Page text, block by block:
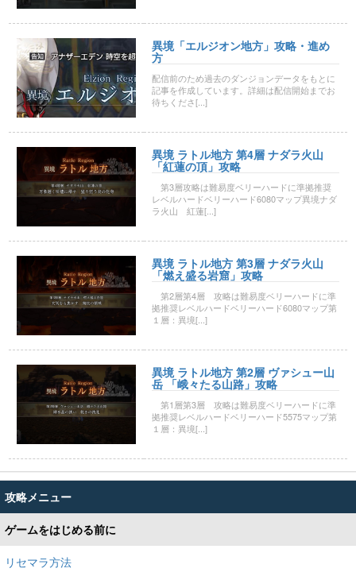
異境「エルジオン地方」攻略・進め
方
配信前のため過去のダンジョンデータをもとに
記事を作成しています。詳細は配信開始までお
待ちくださ[...]
異境 ラトル地方 第4層 ナダラ火山
「紅蓮の頂」攻略
第3層攻略は難易度ベリーハードに準拠推奨
レベルハードベリーハード6080マップ異境ナダ
ラ火山 紅蓮[...]
異境 ラトル地方 第3層 ナダラ火山
「燃え盛る岩窟」攻略
第2層第4層 攻略は難易度ベリーハードに準
拠推奨レベルハードベリーハード6080マップ第
１層：異境[...]
異境 ラトル地方 第2層 ヴァシュー山
岳 「峨々たる山路」攻略
第1層第3層 攻略は難易度ベリーハードに準
拠推奨レベルハードベリーハード5575マップ第
１層：異境[...]
攻略メニュー
ゲームをはじめる前に
リセマラ方法